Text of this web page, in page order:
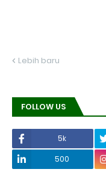
Lebih baru
FOLLOW US
5k
500